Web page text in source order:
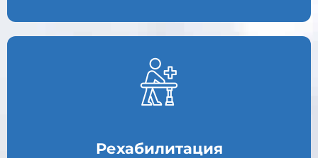
Рехабилитация